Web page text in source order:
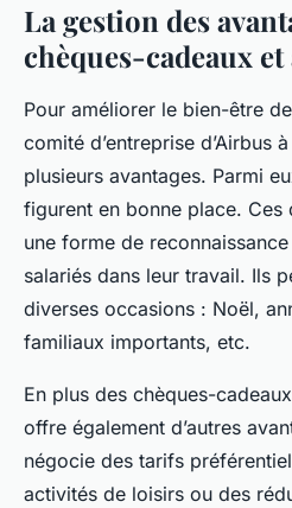
La gestion des
chèques-cadeaux
Pour améliorer le bien-être
comité d’entreprise d’Airbus
plusieurs avantages. Parmi
figurent en bonne place. Ces
une forme de
salariés dans leur travail. Ils
diverses occasions : Noël,
familiaux importants, etc.
En plus des chèques-
offre également d’autres
négocie des tarifs
activités de loisirs ou des